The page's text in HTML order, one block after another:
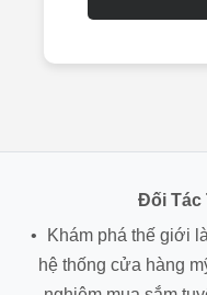
Đối Tác
•
Khám phá thế giới
hệ thống cửa hàng